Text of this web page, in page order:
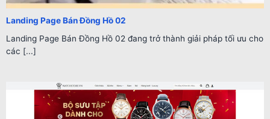
Landing Page Bán Đồng Hồ 02
Landing Page Bán Đồng Hồ 02 đang trở thành giải pháp tối ưu cho
các [...]